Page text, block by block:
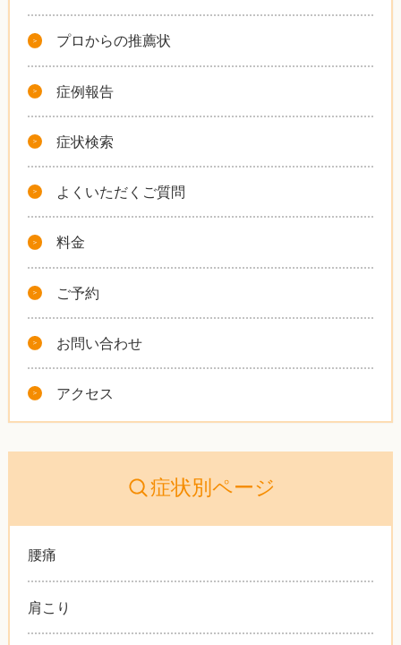
プロからの推薦状
症例報告
症状検索
よくいただくご質問
料金
ご予約
お問い合わせ
アクセス
症状別ページ
腰痛
肩こり